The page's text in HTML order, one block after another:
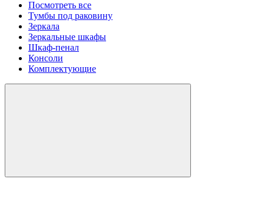
Посмотреть все
Тумбы под раковину
Зеркала
Зеркальные шкафы
Шкаф-пенал
Консоли
Комплектующие